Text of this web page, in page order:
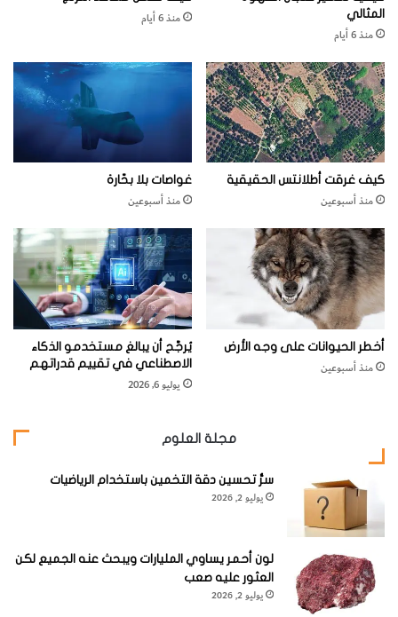
المثالي
منذ 6 أيام
منذ 6 أيام
كيف غرقت أطلانتس الحقيقية
منذ أسبوعين
غواصات بلا بحّارة
منذ أسبوعين
أخطر الحيوانات على وجه الأرض
منذ أسبوعين
يُرجَّح أن يبالغ مستخدمو الذكاء
الاصطناعي في تقييم قدراتهم
يوليو 6, 2026
مجلة العلوم
سرُّ تحسين دقة التخمين باستخدام الرياضيات
يوليو 2, 2026
لون أحمر يساوي المليارات ويبحث عنه الجميع لكن
العثور عليه صعب
يوليو 2, 2026